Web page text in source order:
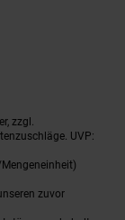
zzgl.
UVP:
zuvor